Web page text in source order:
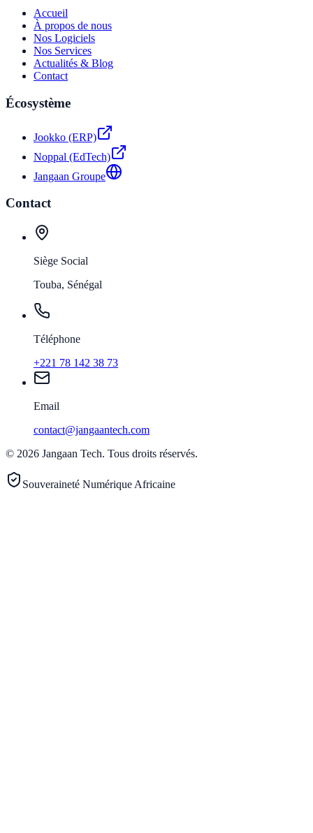
Accueil
À propos de nous
Nos Logiciels
Nos Services
Actualités & Blog
Contact
Écosystème
Jookko (ERP)
Noppal (EdTech)
Jangaan Groupe
Contact
Siège Social
Touba, Sénégal
Téléphone
+221 78 142 38 73
Email
contact@jangaantech.com
© 2026 Jangaan Tech. Tous droits réservés.
Souveraineté Numérique Africaine